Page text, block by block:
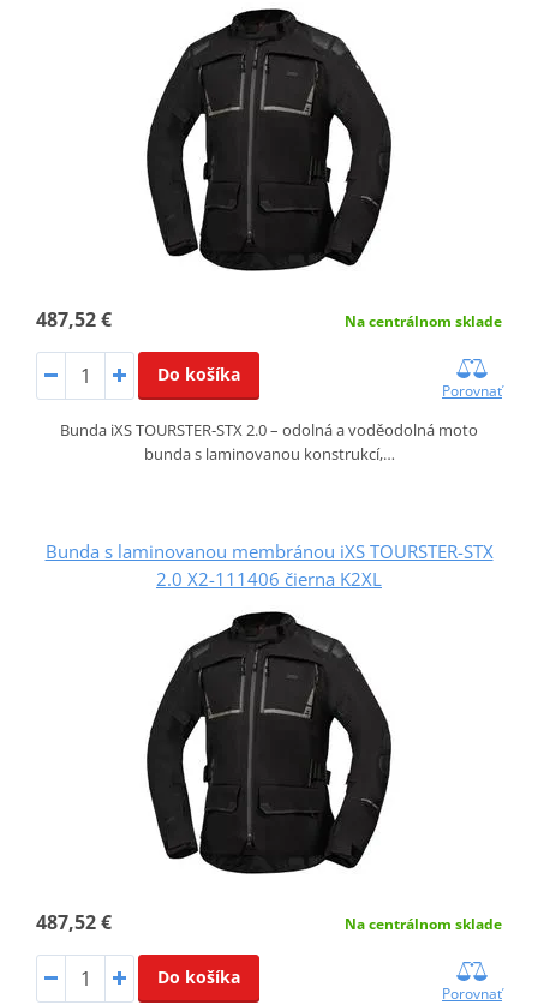
487,52 € Na centrálnom sklade
Do košíka
Porovnať
Bunda iXS TOURSTER‑STX 2.0 – odolná a voděodolná moto
bunda s laminovanou konstrukcí,…
Bunda s laminovanou membránou iXS TOURSTER-STX
2.0 X2-111406 čierna K2XL
487,52 € Na centrálnom sklade
Do košíka
Porovnať